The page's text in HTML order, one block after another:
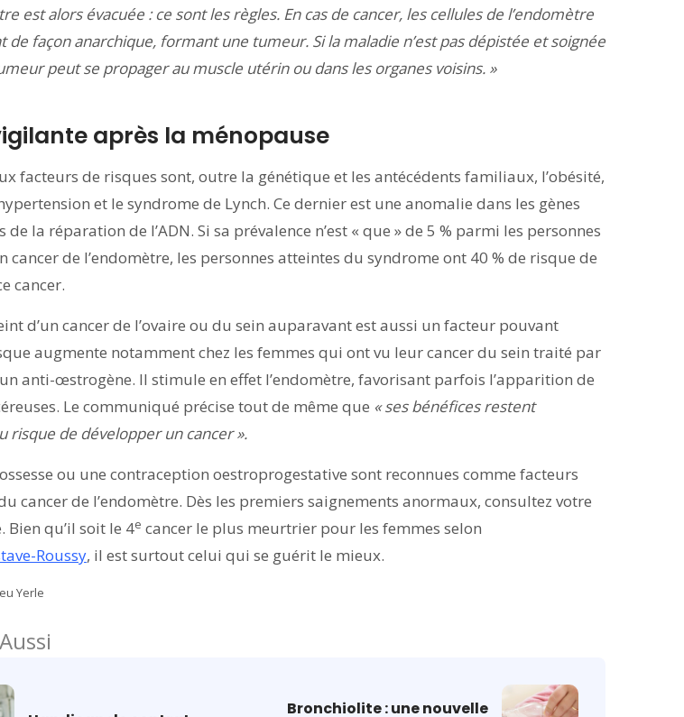
est alors évacuée : ce sont les règles. En cas de cancer, les cellules de l’endomètre
de façon anarchique, formant une tumeur. Si la maladie n’est pas dépistée et soignée
peut se propager au muscle utérin ou dans les organes voisins. »
après la ménopause
facteurs de risques sont, outre la génétique et les antécédents familiaux, l’obésité,
et le syndrome de Lynch. Ce dernier est une anomalie dans les gènes
de la réparation de l’ADN. Si sa prévalence n’est « que » de 5 % parmi les personnes
cancer de l’endomètre, les personnes atteintes du syndrome ont 40 % de risque de
cancer.
d’un cancer de l’ovaire ou du sein auparavant est aussi un facteur pouvant
augmente notamment chez les femmes qui ont vu leur cancer du sein traité par
anti-œstrogène. Il stimule en effet l’endomètre, favorisant parfois l’apparition de
Le communiqué précise tout de même que « ses bénéfices restent
risque de développer un cancer ».
ou une contraception oestroprogestative sont reconnues comme facteurs
cancer de l’endomètre. Dès les premiers saignements anormaux, consultez votre
Bien qu’il soit le 4e cancer le plus meurtrier pour les femmes selon
Roussy, il est surtout celui qui se guérit le mieux.
Yerle
Bronchiolite : une nouvelle